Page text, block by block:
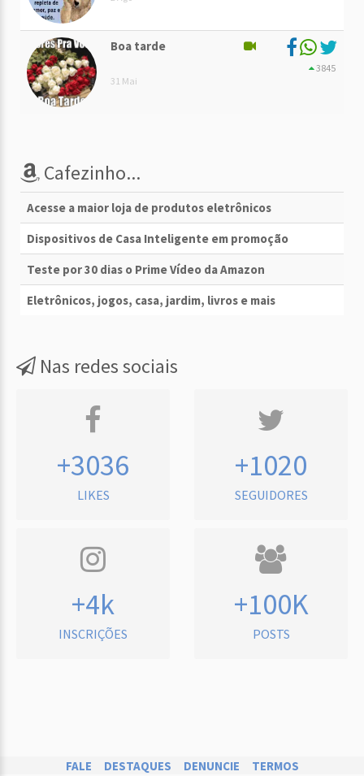
Boa tarde
31 Mai
3845
Cafezinho...
Acesse a maior loja de produtos eletrônicos
Dispositivos de Casa Inteligente em promoção
Teste por 30 dias o Prime Vídeo da Amazon
Eletrônicos, jogos, casa, jardim, livros e mais
Nas redes sociais
+3036
LIKES
+1020
SEGUIDORES
+4k
INSCRIÇÕES
+100K
POSTS
FALE DESTAQUES DENUNCIE TERMOS